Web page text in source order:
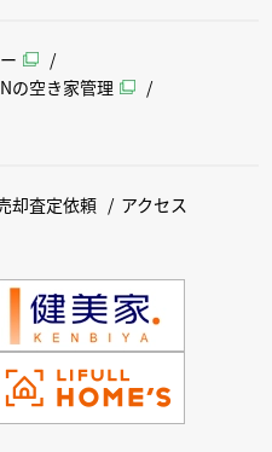
の空き家管理
却査定依頼 アクセス